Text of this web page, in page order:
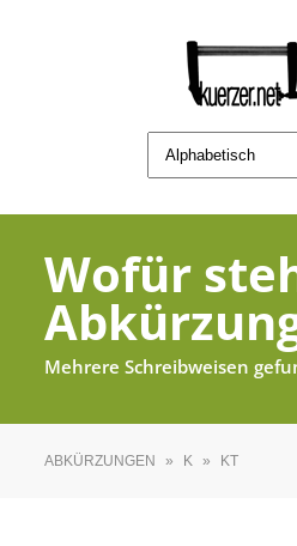
Wofür
Mehrere Schreibweisen
ABKÜRZUNGEN » K » KT